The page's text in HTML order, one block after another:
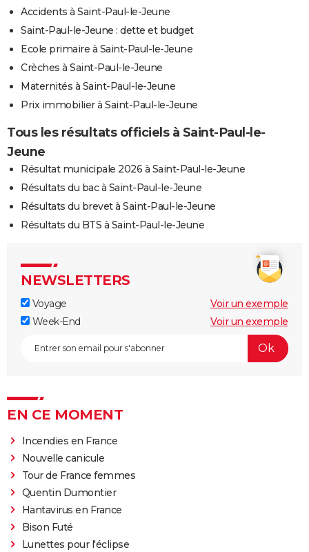
Accidents à Saint-Paul-le-Jeune
Saint-Paul-le-Jeune : dette et budget
Ecole primaire à Saint-Paul-le-Jeune
Crèches à Saint-Paul-le-Jeune
Maternités à Saint-Paul-le-Jeune
Prix immobilier à Saint-Paul-le-Jeune
Tous les résultats officiels à Saint-Paul-le-
Jeune
Résultat municipale 2026 à Saint-Paul-le-Jeune
Résultats du bac à Saint-Paul-le-Jeune
Résultats du brevet à Saint-Paul-le-Jeune
Résultats du BTS à Saint-Paul-le-Jeune
NEWSLETTERS
Voyage
Voir un exemple
Week-End
Voir un exemple
EN CE MOMENT
Incendies en France
Nouvelle canicule
Tour de France femmes
Quentin Dumontier
Hantavirus en France
Bison Futé
Lunettes pour l'éclipse